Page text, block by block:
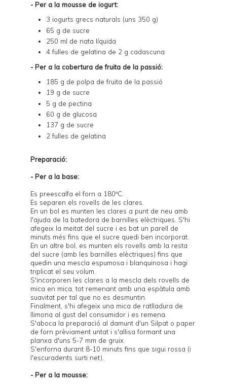
- Per a la mousse de iogurt:
3 iogurts grecs naturals (uns 350 g)
65 g de sucre
250 ml de nata líquida
4 fulles de gelatina de 2 g cadascuna
- Per a la cobertura de fruita de la passió:
185 g de polpa de fruita de la passió
19 g de sucre
5 g de pectina
60 g de glucosa
137 g de sucre
2 fulles de gelatina
Preparació:
- Per a la base:
Es preescalfa el forn a 180ºC.
Es separen els rovells de les clares.
En un bol es munten les clares a punt de neu amb
l'ajuda de la batedora de barnilles elèctriques. S'hi
afegeix la meitat del sucre i es bat un parell de
minuts més fins que el sucre quedi ben incorporat.
En un altre bol, es munten els rovells amb la resta
del sucre (amb les barnilles elèctriques) fins que
quedin una mescla espumosa i blanquinosa i hagi
triplicat el seu volum.
S'incorporen les clares a la mescla dels rovells de
mica en mica, tot remenant amb una espàtula amb
suavitat per tal que no es desmuntin.
Finalment, s'hi afegeix una mica de ratlladura de
llimona al gust del consumidor i es remena.
S'aboca la preparació al damunt d'un Silpat o paper
de forn prèviament untat i s'allisa formant una
planxa d'uns 5-7 mm de gruix.
S'enforna durant 8-10 minuts fins que sigui rossa (i
l'escuradents surti net).
- Per a la mousse: